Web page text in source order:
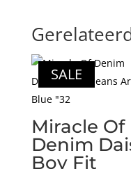
SALE
Miracle Of
Denim
Boy Fit